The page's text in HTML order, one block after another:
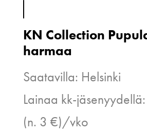
KN Collection
harmaa
Saatavilla: Helsinki
Lainaa kk-
(n. 3 €)/vko